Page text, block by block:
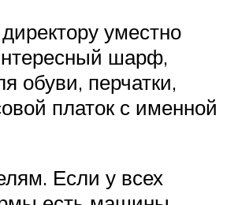
уместно
шарф,
обуви, перчатки,
платок с именной
Если у всех